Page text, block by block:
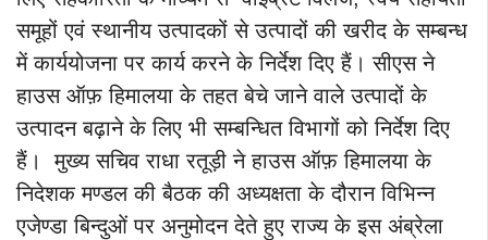
समूहों एवं स्थानीय उत्पादकों से उत्पादों की खरीद के सम्बन्ध
में कार्ययोजना पर कार्य करने के निर्देश दिए हैं। सीएस ने
हाउस ऑफ़ हिमालया के तहत बेचे जाने वाले उत्पादों के
उत्पादन बढ़ाने के लिए भी सम्बन्धित विभागों को निर्देश दिए
हैं। मुख्य सचिव राधा रतूड़ी ने हाउस ऑफ़ हिमालया के
निदेशक मण्डल की बैठक की अध्यक्षता के दौरान विभिन्न
एजेण्डा बिन्दुओं पर अनुमोदन देते हुए राज्य के इस अंब्रेला